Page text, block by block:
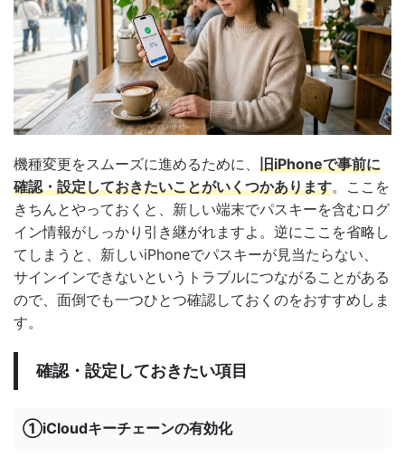
機種変更をスムーズに進めるために、 旧iPhoneで事前に
確認・設定しておきたいことがいくつかあります。ここを
きちんとやっておくと、新しい端末でパスキーを含むログ
イン情報がしっかり引き継がれますよ。逆にここを省略し
てしまうと、新しいiPhoneでパスキーが見当たらない、
サインインできないというトラブルにつながることがある
ので、面倒でも一つひとつ確認しておくのをおすすめしま
す。
確認・設定しておきたい項目
①iCloudキーチェーンの有効化